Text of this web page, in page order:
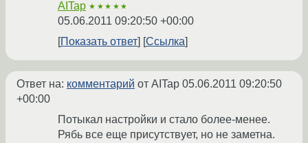
AITap ★★★★★
05.06.2011 09:20:50 +00:00
Показать ответ
Ссылка
Ответ на: комментарий от AITap 05.06.2011 09:20:50
+00:00
Потыкал настройки и стало более-менее.
Рябь все еще присутствует, но не заметна.